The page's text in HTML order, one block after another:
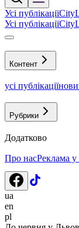
Усі публікації
Усі публікації
Контент
усі публікації
Рубрики
Додатково
Про насРеклама
ua
en
pl